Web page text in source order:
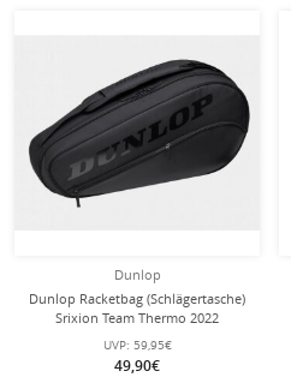
Dunlop
Dunlop Racketbag (Schlägertasche)
Srixion Team Thermo 2022
UVP: 59,95€
49,90€